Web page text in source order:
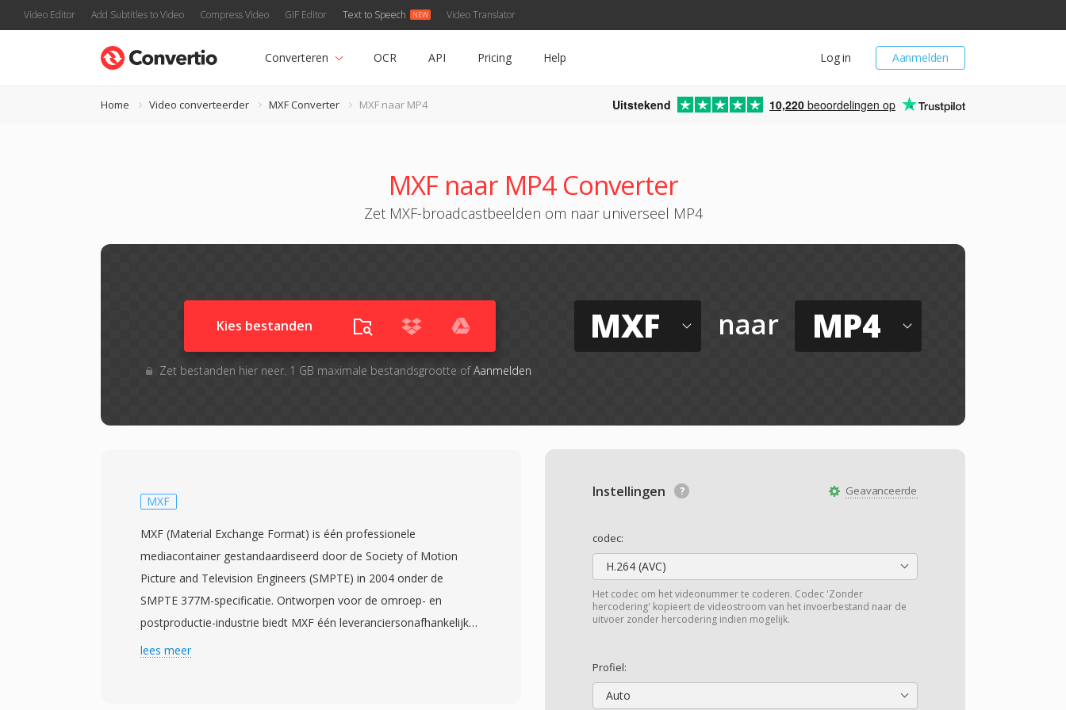
Video Editor Add Subtitles to Video Compress Video GIF Editor Text to Speech Video Translator
Aanmelden
Log in
Converteren OCR API Pricing Help
Home Video converteerder MXF Converter MXF naar MP4 Uitstekend 10,220 beoordelingen op
MXF naar MP4 Converter
Zet MXF-broadcastbeelden om naar universeel MP4
Kies bestanden
Zet bestanden hier neer. 1 GB maximale bestandsgrootte ofAanmelden
MXF naar MP4
Geavanceerde
Instellingen
codec:
H.264 (AVC)
Het codec om het videonummer te coderen. Codec 'Zonder
hercodering' kopieert de videostroom van het invoerbestand naar de
uitvoer zonder hercodering indien mogelijk.
Profiel:
Auto
MXF
MXF (Material Exchange Format) is één professionele
mediacontainer gestandaardiseerd door de Society of Motion
Picture and Television Engineers (SMPTE) in 2004 onder de
SMPTE 377M-specificatie. Ontworpen voor de omroep- en
postproductie-industrie biedt MXF één leveranciersonafhankelijke
wrapper voor het transporteren van video, audio en rijke
lees meer